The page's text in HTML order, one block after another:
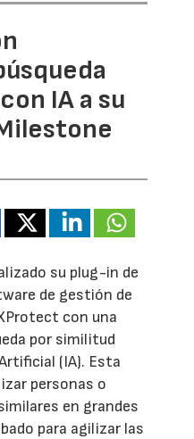
IA a su
su plug-in de
de gestión de
con una
por similitud
(IA). Esta
personas o
en grandes
para agilizar las